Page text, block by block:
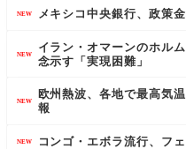
NEW メキシコ中央銀行、政策
NEW
イラン・オマーンのホル
念示す「実現困難」
NEW
欧州熱波、各地で最高気
報
NEW コンゴ・エボラ流行、フ